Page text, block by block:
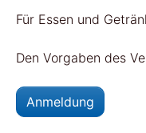
Für Essen und
Den Vorgaben des
Anmeldung